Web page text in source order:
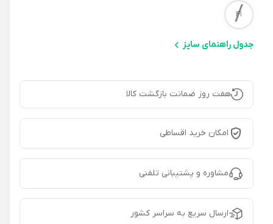
/
جدول راهنمای سایز
هفت روز ضمانت بازگشت کالا
امکان خرید اقساطی
مشاوره و پشتیبانی تلفنی
ارسال سریع به سراسر کشور